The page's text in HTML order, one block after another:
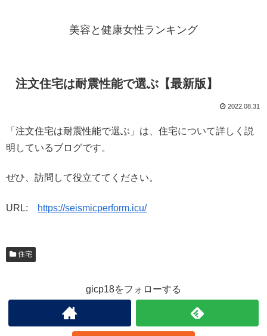
美容と健康女性ランキング
注文住宅は耐震性能で選ぶ【最新版】
2022.08.31
「注文住宅は耐震性能で選ぶ」は、住宅について詳しく説
明しているブログです。
ぜひ、訪問して役立ててください。
URL: https://seismicperform.icu/
住宅
gicp18をフォローする